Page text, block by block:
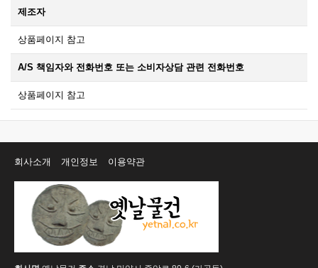
제조자
상품페이지 참고
A/S 책임자와 전화번호 또는 소비자상담 관련 전화번호
상품페이지 참고
회사소개 개인정보 이용약관